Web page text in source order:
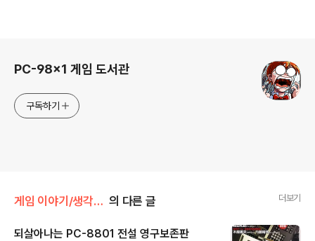
PC-98x1 게임 도서관
구독하기
게임 이야기/생각과 정보 의 다른 글 더보기
되살아나는 PC-8801 전설 영구보존판